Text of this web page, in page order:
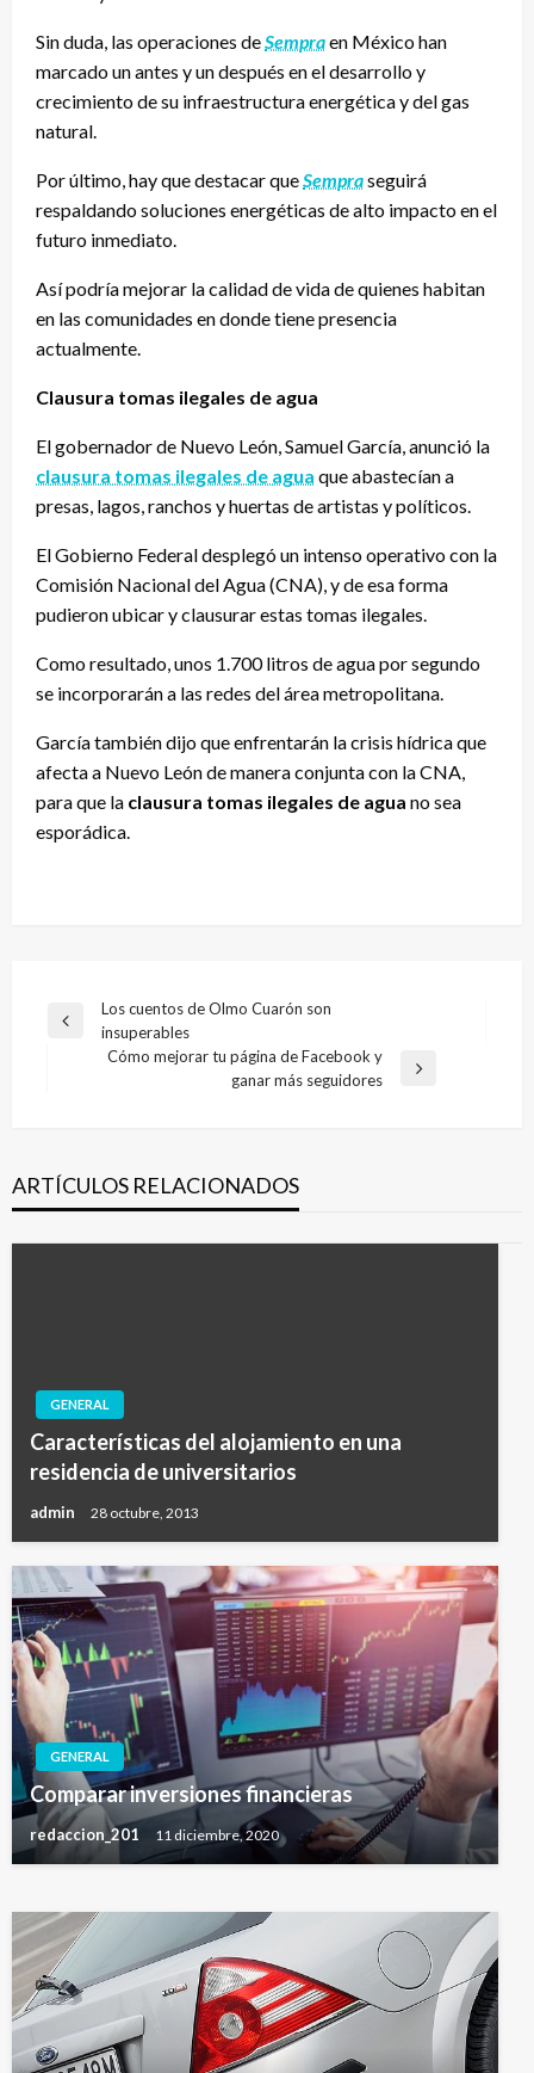
Sin duda, las operaciones deSempraen México han
marcado un antes y un después en el desarrollo y
crecimiento de su infraestructura energética y del gas
natural.
Por último, hay que destacar queSempraseguirá
respaldando soluciones energéticas de alto impacto en el
futuro inmediato.
Así podría mejorar la calidad de vida de quienes habitan
en las comunidades en donde tiene presencia
actualmente.
Clausura tomas ilegales de agua
El gobernador de Nuevo León, Samuel García, anunció la
clausura tomas ilegales de agua que abastecían a
presas, lagos, ranchos y huertas de artistas y políticos.
El Gobierno Federal desplegó un intenso operativo con la
Comisión Nacional del Agua (CNA), y de esa forma
pudieron ubicar y clausurar estas tomas ilegales.
Como resultado, unos 1.700 litros de agua por segundo
se incorporarán a las redes del área metropolitana.
García también dijo que enfrentarán la crisis hídrica que
afecta a Nuevo León de manera conjunta con la CNA,
para que la clausura tomas ilegales de agua no sea
esporádica.
Navegación
Entrada
Los cuentos de Olmo Cuarón son
insuperables
Cómo mejorar tu página de Facebook y
ganar más seguidores
ARTÍCULOS RELACIONADOS
GENERAL
Características del alojamiento en una
residencia de universitarios
admin 28 octubre, 2013
GENERAL
Comparar inversiones financieras
redaccion_201 11 diciembre, 2020
GENERAL
Cosas que no sabías sobre el agua
27 noviembre, 2014